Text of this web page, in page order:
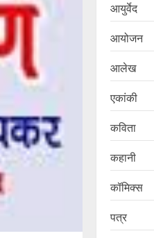
आयुर्वेद
आयोजन
आलेख
एकांकी
कविता
कहानी
कॉमिक्स
पत्र